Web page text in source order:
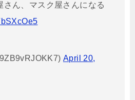
さん、マスク屋さんになる
April 20,